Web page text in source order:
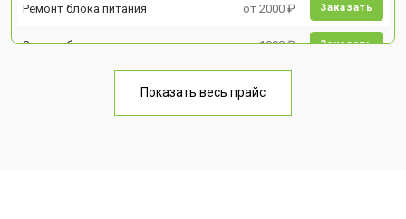
Ремонт блока питания от 2000 ₽ Заказать
Замена блока розжига от 1900 ₽ Заказать
Показать весь прайс